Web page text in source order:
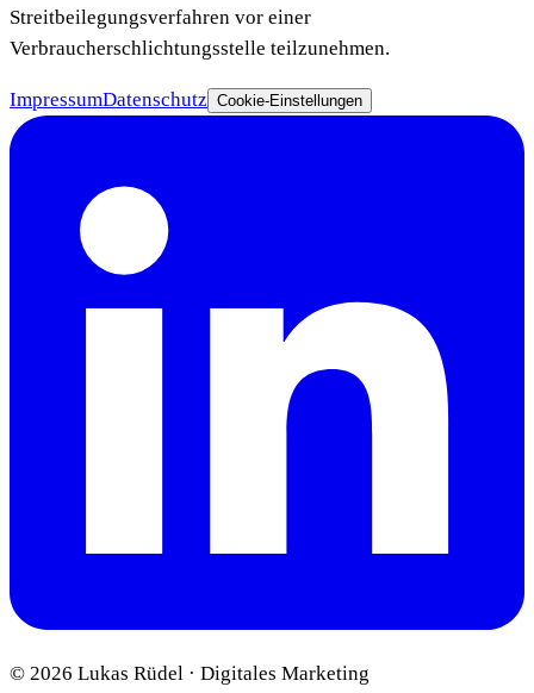
Streitbeilegungsverfahren vor einer
Verbraucherschlichtungsstelle teilzunehmen.
ImpressumDatenschutz Cookie-Einstellungen
© 2026 Lukas Rüdel · Digitales Marketing